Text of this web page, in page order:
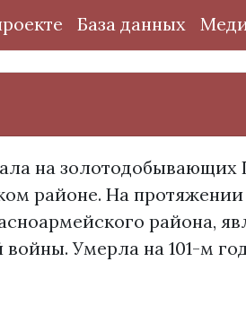
База данных
на золотодобывающих
районе. На
района,
Умерла на 101-м